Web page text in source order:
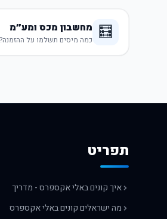
🧮 מחשבון מכס ומע״מ
כמה מיסים תשלמו על ההזמנה?
תפריט
איך קונים באלי אקספרס - מדריך
מה ישראלים קונים באלי אקספרס